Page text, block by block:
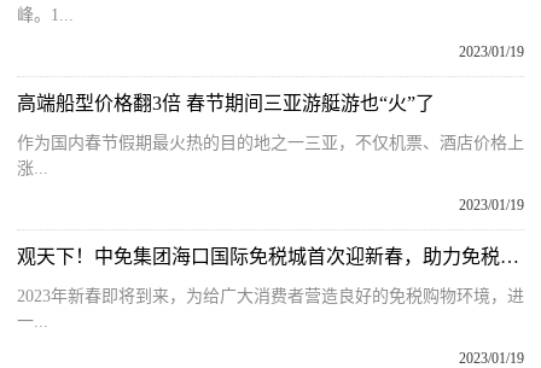
峰。1...
2023/01/19
高端船型价格翻3倍 春节期间三亚游艇游也“火”了
作为国内春节假期最火热的目的地之一三亚，不仅机票、酒店价格上
涨...
2023/01/19
观天下！中免集团海口国际免税城首次迎新春，助力免税市场冲刺“开门红”
2023年新春即将到来，为给广大消费者营造良好的免税购物环境，进
一...
2023/01/19